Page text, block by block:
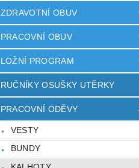
ZDRAVOTNÍ OBUV
PRACOVNÍ OBUV
LOŽNÍ PROGRAM
RUČNÍKY OSUŠKY UTĚRKY
PRACOVNÍ ODĚVY
VESTY
BUNDY